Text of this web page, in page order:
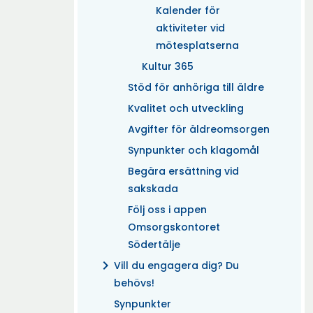
Kalender för
aktiviteter vid
mötesplatserna
Kultur 365
Stöd för anhöriga till äldre
Kvalitet och utveckling
Avgifter för äldreomsorgen
Synpunkter och klagomål
Begära ersättning vid
sakskada
Följ oss i appen
Omsorgskontoret
Södertälje
chevron_right Vill du engagera dig? Du
behövs!
Synpunkter